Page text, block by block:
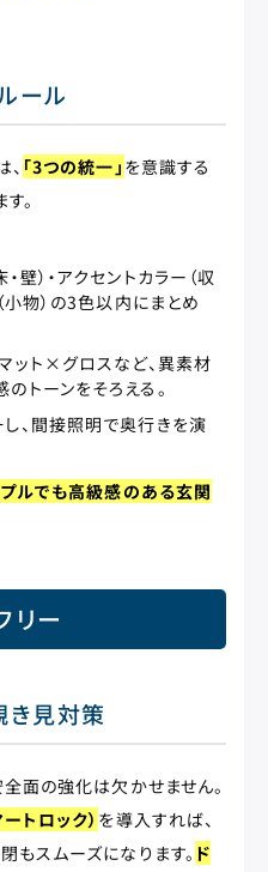
ール
「3つの統一」 を意識する
。
壁）・アクセントカラー（収
小物）の3色以内にまとめ
ット×グロスなど、異素材
トーンをそろえる。
し、間接照明で奥行きを演
ルでも高級感のある玄関
リー
き見対策
面の強化は欠かせません。
トロック） を導入すれば、
もスムーズになります。 ド